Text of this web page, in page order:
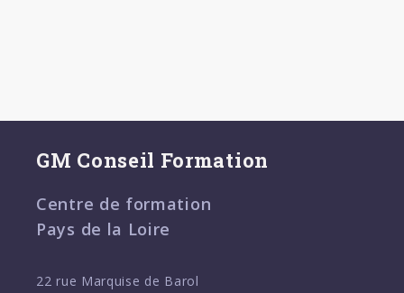
GM Conseil Formation
Centre de formation
Pays de la Loire
22 rue Marquise de Barol